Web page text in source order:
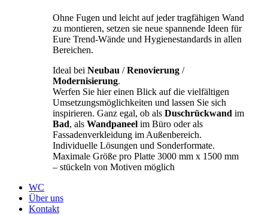
Ohne Fugen und leicht auf jeder tragfähigen Wand
zu montieren, setzen sie neue spannende Ideen für
Eure Trend-Wände und Hygienestandards in allen
Bereichen.
Ideal bei Neubau /Renovierung /
Modernisierung.
Werfen Sie hier einen Blick auf die vielfältigen
Umsetzungsmöglichkeiten und lassen Sie sich
inspirieren. Ganz egal, ob als Duschrückwand im
Bad, als Wandpaneel im Büro oder als
Fassadenverkleidung im Außenbereich.
Individuelle Lösungen und Sonderformate.
Maximale Größe pro Platte 3000 mm x 1500 mm
– stückeln von Motiven möglich
WC
Über uns
Kontakt